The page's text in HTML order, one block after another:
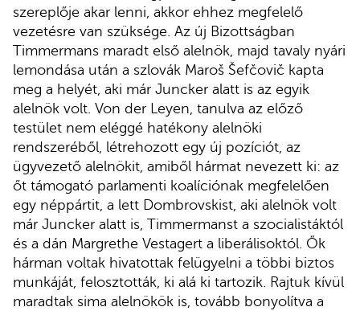
szereplője akar lenni, akkor ehhez megfelelő
vezetésre van szüksége. Az új Bizottságban
Timmermans maradt első alelnök, majd tavaly nyári
lemondása után a szlovák Maroš Šefčovič kapta
meg a helyét, aki már Juncker alatt is az egyik
alelnök volt. Von der Leyen, tanulva az előző
testület nem eléggé hatékony alelnöki
rendszeréből, létrehozott egy új pozíciót, az
ügyvezető alelnökit, amiből hármat nevezett ki: az
őt támogató parlamenti koalíciónak megfelelően
egy néppártit, a lett Dombrovskist, aki alelnök volt
már Juncker alatt is, Timmermanst a szocialistáktól
és a dán Margrethe Vestagert a liberálisoktól. Ők
hárman voltak hivatottak felügyelni a többi biztos
munkáját, felosztották, ki alá ki tartozik. Rajtuk kívül
maradtak sima alelnökök is, tovább bonyolítva a